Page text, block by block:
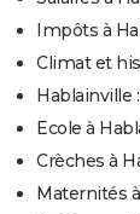
Impôts à
Climat et
Hablainville
Ecole à
Crèches à
Maternités